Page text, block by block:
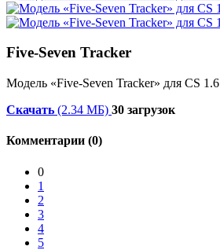
Five-Seven Tracker
Модель «Five-Seven Tracker» для CS 1.6
Скачать (2.34 МБ) 30 загрузок
Комментарии (0)
0
1
2
3
4
5